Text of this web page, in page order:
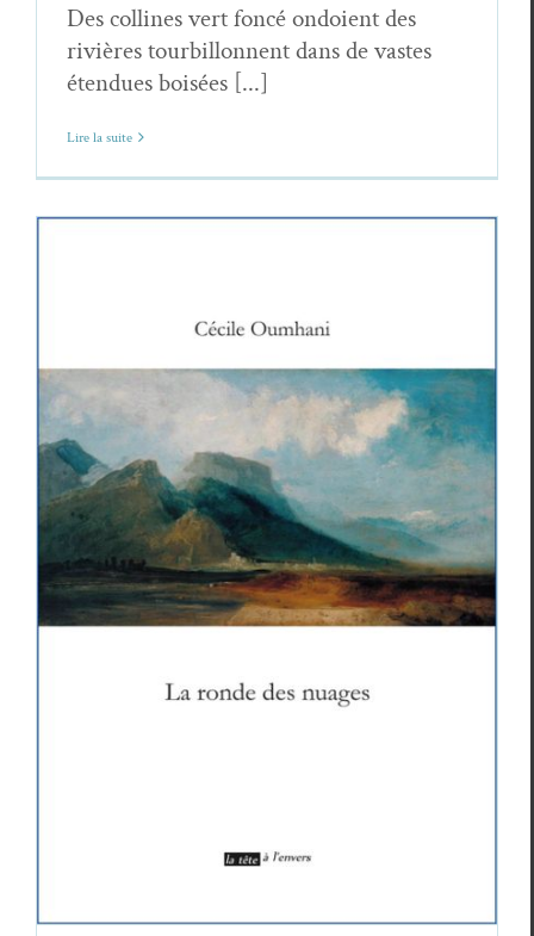
Des collines vert foncé ondoient des
rivières tourbillonnent dans de vastes
étendues boisées [...]
Lire la suite
Cécile OUMHANI,La ronde des nuages
Cécile Oumhani Critiques